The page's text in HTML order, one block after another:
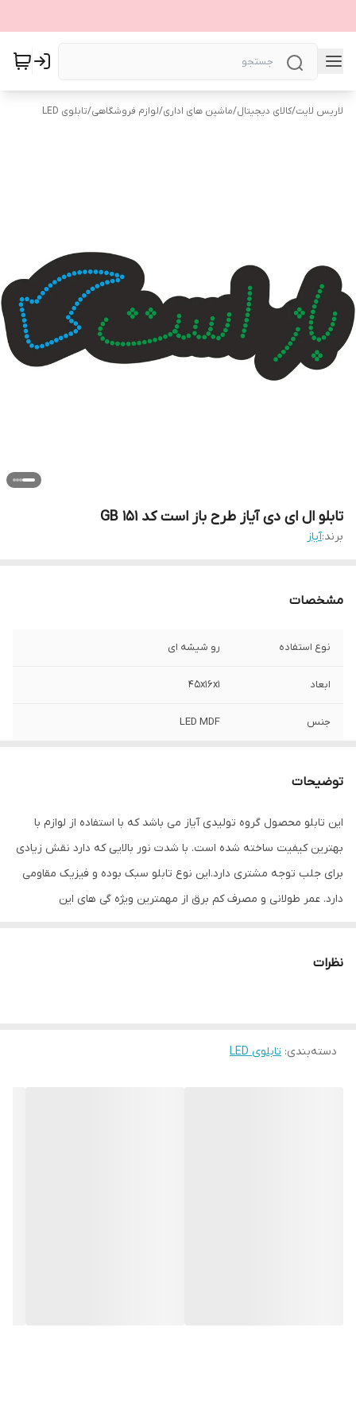
لاریس لایت/کالای دیجیتال/ماشین های اداری/لوازم فروشگاهی/تابلوی LED
تابلو ال ای دی آیاز طرح باز است کد 151 GB
برند:آیاز
مشخصات
نوع استفاده رو شیشه ای
ابعاد 45x16x1
جنس LED MDF
توضیحات
این تابلو محصول گروه تولیدی آیاز می باشد که با استفاده از لوازم با
بهترین کیفیت ساخته شده است. با شدت نور بالایی که دارد نقش زیادی
برای جلب توجه مشتری دارد.این نوع تابلو سبک بوده و فیزیک مقاومی
دارد. عمر طولانی و مصرف کم برق از مهمترین ویژه گی های این
تابلو می تواند در هر موقعیتی که لازم باشد آویز شود و یا تکیه داده
باشیم. با شدت نور بالا این تابلو روز دید است و بر خلاف نمونه های دیگر
نظرات
دسته‌بندی: تابلوی LED